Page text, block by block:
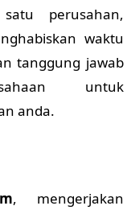
perusahan,
waktu
tanggung jawab
untuk
anda.
, mengerjakan